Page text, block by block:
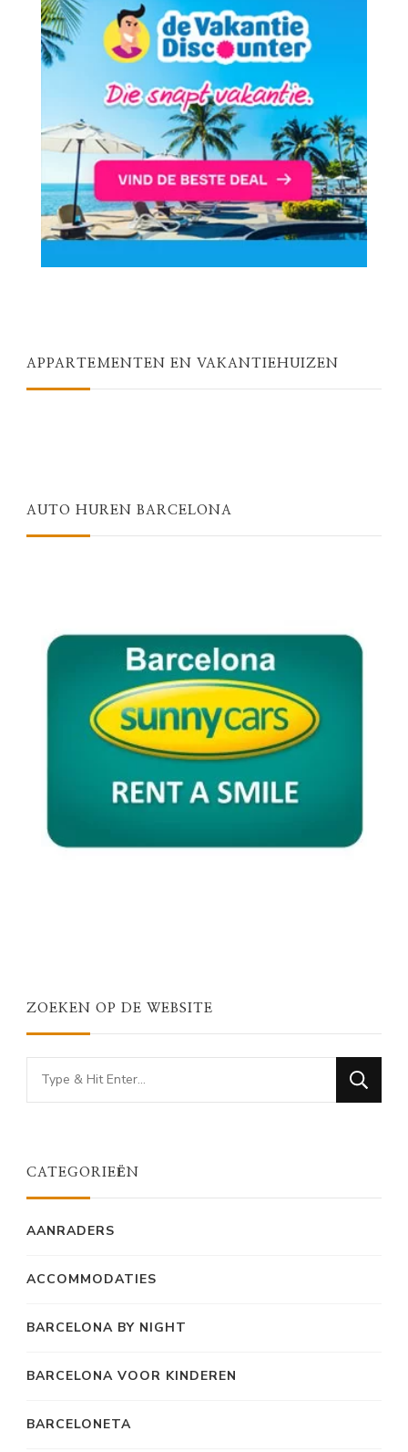
APPARTEMENTEN EN VAKANTIEHUIZEN
AUTO HUREN BARCELONA
ZOEKEN OP DE WEBSITE
Looking
for
CATEGORIEËN
AANRADERS
ACCOMMODATIES
BARCELONA BY NIGHT
BARCELONA VOOR KINDEREN
BARCELONETA